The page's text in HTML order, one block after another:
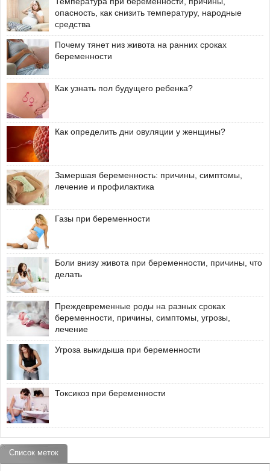
опасность, как снизить температуру, народные
средства
Почему тянет низ живота на ранних сроках
беременности
Как узнать пол будущего ребенка?
Как определить дни овуляции у женщины?
Замершая беременность: причины, симптомы,
лечение и профилактика
Газы при беременности
Боли внизу живота при беременности, причины, что
делать
Преждевременные роды на разных сроках
беременности, причины, симптомы, угрозы,
лечение
Угроза выкидыша при беременности
Токсикоз при беременности
Список меток